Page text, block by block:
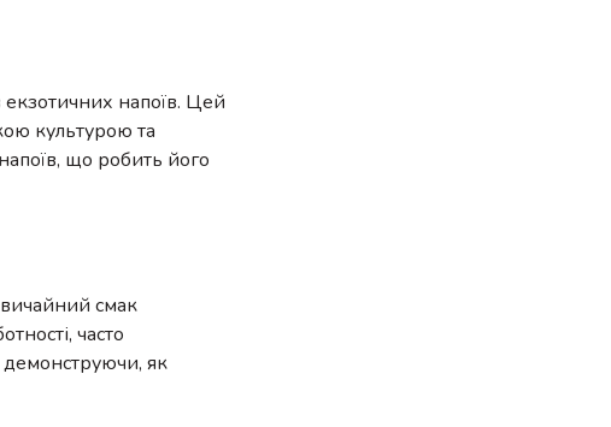
екзотичних напоїв. Цей
культурою та
що робить його
смак
часто
демонструючи, як